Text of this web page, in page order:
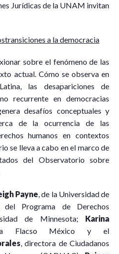
Jurídicas de la UNAM invitan
a la democracia
sobre el fenómeno de las
actual. Cómo se observa en
las desapariciones de
recurrente en democracias
desafíos conceptuales y
de la ocurrencia de las
humanos en contextos
se lleva a cabo en el marco de
del Observatorio sobre
Payne, de la Universidad de
del Programa de Derechos
de Minnesota; Karina
México y el
, directora de Ciudadanos